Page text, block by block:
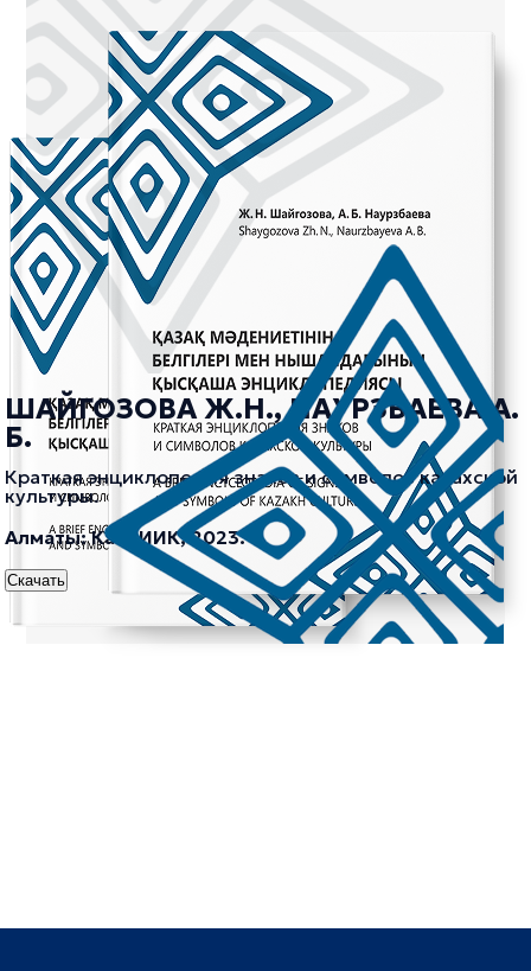
ШАЙГОЗОВА Ж.Н., НАУРЗБАЕВА А.
Б.
Краткая энциклопедия знаков и символов казахской
культуры.
Алматы: КазНИИК, 2023.
Скачать